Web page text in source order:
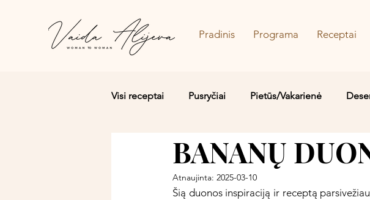
Pradinis Programa Receptai
Visi receptai Pusryčiai Pietūs/Vakarienė
Salotos/Budos dubenėliai Sriubos/Troškiniai
BANANŲ
Atnaujinta: 2025-03-10
Šią duonos inspiraciją ir receptą